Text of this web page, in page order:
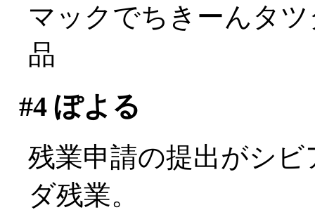
マックでちきーんタ
品
#4ぽよる
残業申請の提出がシ
ダ残業。